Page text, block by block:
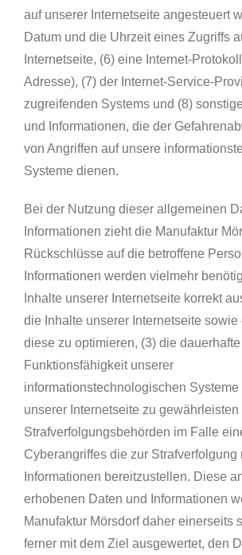
auf unserer Internetseite angesteuert
Datum und die Uhrzeit eines Zugriffs
Internetseite, (6) eine Internet-
Adresse), (7) der Internet-Service-
zugreifenden Systems und (8)
und Informationen, die der
von Angriffen auf unsere
Systeme dienen.
Bei der Nutzung dieser allgemeinen
Informationen zieht die Manufaktur
Rückschlüsse auf die betroffene
Informationen werden vielmehr
Inhalte unserer Internetseite korrekt
die Inhalte unserer Internetseite sowie
diese zu optimieren, (3) die dauerhafte
Funktionsfähigkeit unserer
informationstechnologischen Systeme
unserer Internetseite zu
Strafverfolgungsbehörden im Falle
Cyberangriffes die zur Strafverfolgung
Informationen bereitzustellen. Diese
erhobenen Daten und Informationen
Manufaktur Mörsdorf daher einerseits
ferner mit dem Ziel ausgewertet, den